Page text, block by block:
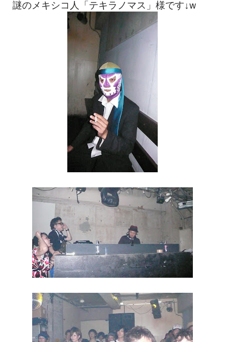
謎のメキシコ人「テキラノマス」様です↓w